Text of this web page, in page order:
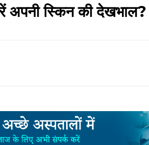
अपनी स्किन की देखभाल?